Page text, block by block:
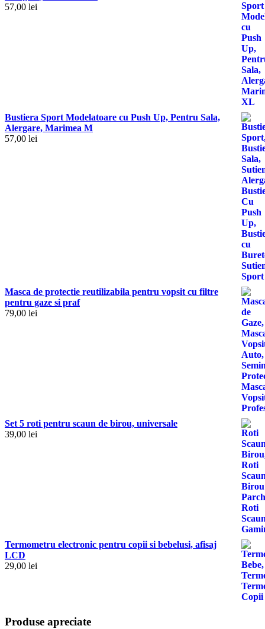
57,00 lei
Bustiera Sport Modelatoare cu Push Up, Pentru Sala,
Alergare, Marimea M
57,00 lei
Masca de protectie reutilizabila pentru vopsit cu filtre
pentru gaze si praf
79,00 lei
Set 5 roti pentru scaun de birou, universale
39,00 lei
Termometru electronic pentru copii si bebelusi, afisaj
LCD
29,00 lei
Produse apreciate